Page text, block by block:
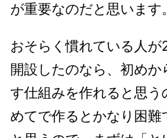
が重要なのだと思います。
おそらく慣れている人
開設したのなら、初めか
す仕組みを作れると思う
めてで作るとかなり困難